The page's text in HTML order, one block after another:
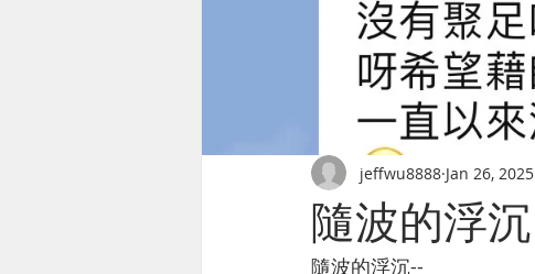
隨波的浮沉
jeffwu8888 Jan 26, 2025
隨波的浮沉--